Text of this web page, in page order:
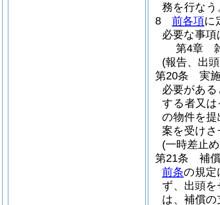
務を行なう
8
前各項に
必要な事
第4章
(報告、出
第20条
実
必要があ
する者又
の物件を
案を受け
(一時差止
第21条
補
前条の規定
ず、出頭
は、補償